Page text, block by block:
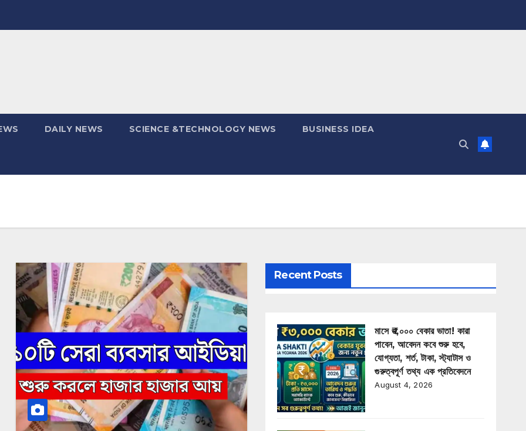
DAILY NEWS SCIENCE &TECHNOLOGY NEWS BUSINESS IDEA
Recent Posts
মাসে ₹৩,০০০ বেকার ভাতা! কারা
পাবেন, আবেদন কবে শুরু হবে,
যোগ্যতা, শর্ত, টাকা, স্ট্যাটাস ও
গুরুত্বপূর্ণ তথ্য এক প্রতিবেদনে
August 4, 2026